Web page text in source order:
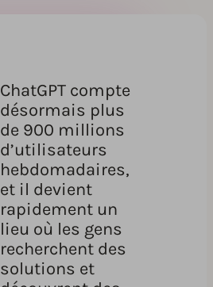
ChatGPT compte
désormais plus
de 900 millions
d’utilisateurs
hebdomadaires,
et il devient
rapidement un
lieu où les gens
recherchent des
solutions et